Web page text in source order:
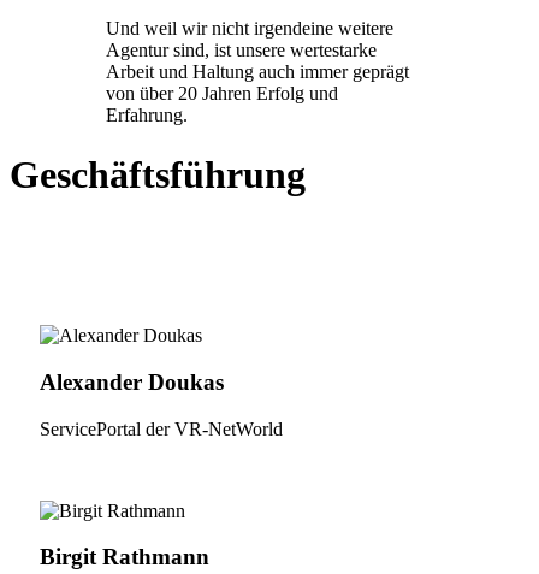
Und weil wir nicht irgendeine weitere
Agentursind, ist unsere wertestarke
Arbeit und Haltung auch immer geprägt
von über 20 Jahren Erfolg und
Erfahrung.
Geschäftsführung
Alexander Doukas
ServicePortal der VR-NetWorld
Birgit Rathmann